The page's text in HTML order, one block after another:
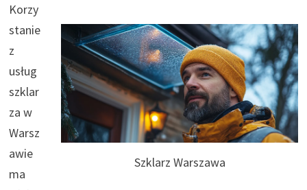
Szklarz Warszawa
Korzy
stanie
z
usług
szklar
za w
Warsz
awie
ma